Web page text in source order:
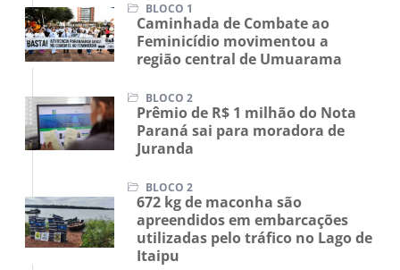
BLOCO 1
Caminhada de Combate ao
Feminicídio movimentou a
região central de Umuarama
BLOCO 2
Prêmio de R$ 1 milhão do Nota
Paraná sai para moradora de
Juranda
BLOCO 2
672 kg de maconha são
apreendidos em embarcações
utilizadas pelo tráfico no Lago de
Itaipu